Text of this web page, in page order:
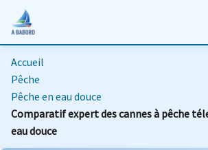
Accueil
Pêche
Pêche en eau douce
Comparatif expert des cannes à pêche
eau douce